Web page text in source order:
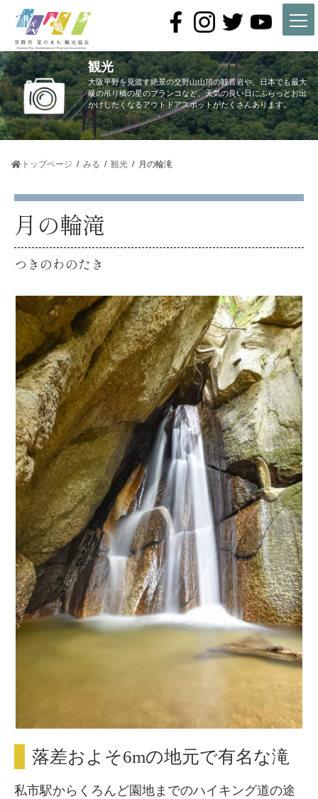
ツ
へ
ス
キ
ッ
プ
シ
ョ
ン
に
移
動
観光
大阪平野を見渡す絶景の交野山山頂の観音岩や、日本でも最大
級の吊り橋の星のブランコなど、天気の良い日にふらっとお出
かけしたくなるアウトドアスポットがたくさんあります。
トップページ みる 観光 月の輪滝
月の輪滝
つきのわのたき
落差およそ6mの地元で有名な滝
私市駅からくろんど園地までのハイキング道の途